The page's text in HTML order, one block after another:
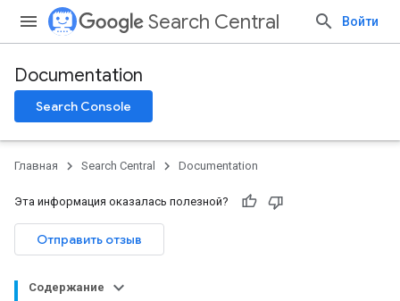
Search Central Войти
Documentation
Search Console
Главная Search Central Documentation
Эта информация оказалась полезной?
Отправить отзыв
Содержание